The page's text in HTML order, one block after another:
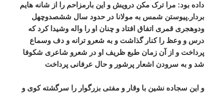
داده بود: مرا ترک مکن درویش و این بارمزاحم را از شانه هایم
بردار.پیوستن شمس به مولانا در حدود سال ششصدوچهل
ودوهجری قمری اتفاق افتاد و چنان او را واله وشیدا کرد که
درس و وعظ را کنار گذاشت و به شعرو ترانه و دف وسماع
پرداخت و از آن زمان طبع ظریف او در شعرو شاعری شکوفا
شد و به سرودن اشعار پرشور و حال عرفانی پرداخت
و این سجاده نشین با وقار و مفتی بزرگوار را سرگشته کوی و